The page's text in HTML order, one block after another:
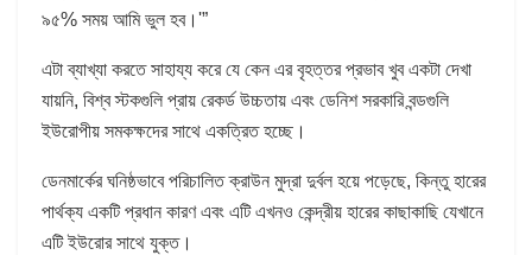
৯৫% সময় আমি ভুল হব।'”
এটা ব্যাখ্যা করতে সাহায্য করে যে কেন এর বৃহত্তর প্রভাব খুব একটা দেখা
যায়নি, বিশ্ব স্টকগুলি প্রায় রেকর্ড উচ্চতায় এবং ডেনিশ সরকারি বন্ডগুলি
ইউরোপীয় সমকক্ষদের সাথে একত্রিত হচ্ছে।
ডেনমার্কের ঘনিষ্ঠভাবে পরিচালিত ক্রাউন মুদ্রা দুর্বল হয়ে পড়েছে, কিন্তু হারের
পার্থক্য একটি প্রধান কারণ এবং এটি এখনও কেন্দ্রীয় হারের কাছাকাছি যেখানে
এটি ইউরোর সাথে যুক্ত।